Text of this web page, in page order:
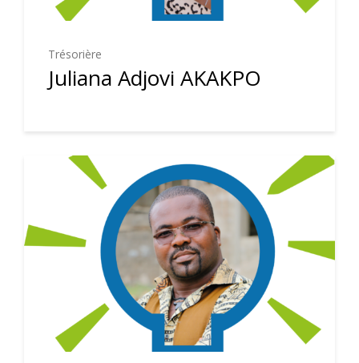
Trésorière
Juliana Adjovi AKAKPO